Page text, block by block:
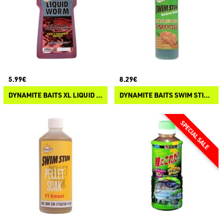
5.99€
DYNAMITE BAITS XL LIQUID ATTRACTANTS
8.29€
DYNAMITE BAITS SWIM STIM STICKY PELLET SYRUP